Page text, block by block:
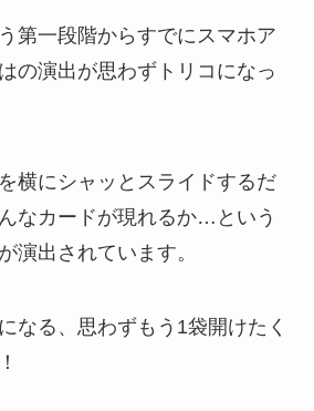
第一段階からすでにスマホア
の演出が思わずトリコになっ
横にシャッとスライドするだ
なカードが現れるか…という
演出されています。
なる、思わずもう1袋開けたく